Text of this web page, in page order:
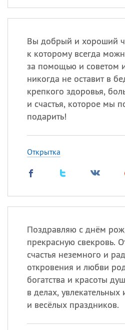
Вы добрый и хороший
к которому всегда
за помощью и советом
никогда не оставит в
крепкого здоровья,
и счастья, которое мы
подарить!
Открытка
Поздравляю с днём
прекрасную свекровь.
счастья неземного и
откровения и любви
богатства и красоты
в делах, увлекательных
и весёлых праздников.